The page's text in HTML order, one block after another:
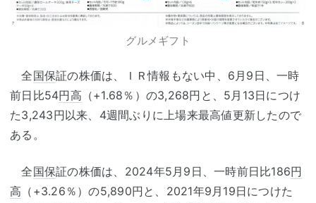
グルメギフト
全国保証の株価は、ＩＲ情報もない中、6月9日、一時
前日比54円高 （+1.68％）の3,268円と、5月13日につけ
た3,243円以来、4週間ぶりに上場来最高値更新したので
ある。
全国保証の株価は、2024年5月9日、一時前日比186円
高 （+3.26％）の5,890円と、2021年9月19日につけた